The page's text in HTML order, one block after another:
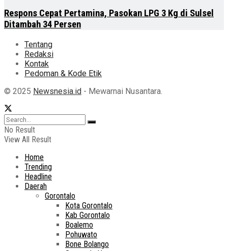
Respons Cepat Pertamina, Pasokan LPG 3 Kg di Sulsel
Ditambah 34 Persen
Tentang
Redaksi
Kontak
Pedoman & Kode Etik
© 2025 Newsnesia.id - Mewarnai Nusantara.
No Result
View All Result
Home
Trending
Headline
Daerah
Gorontalo
Kota Gorontalo
Kab Gorontalo
Boalemo
Pohuwato
Bone Bolango